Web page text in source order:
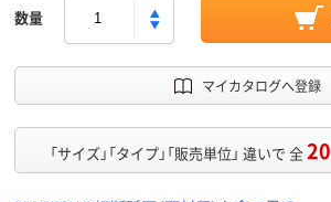
数量
マイカタログへ登録
「サイズ」「タイプ」「販売単位」 違いで 全20